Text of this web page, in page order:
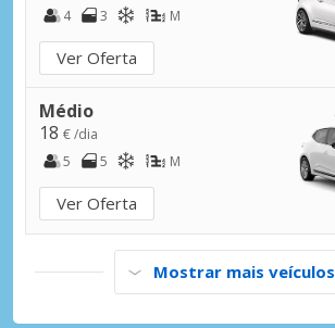
4
3 M
Ver Oferta
Médio
18 € /dia
5
5 M
Ver Oferta
Mostrar mais veículos